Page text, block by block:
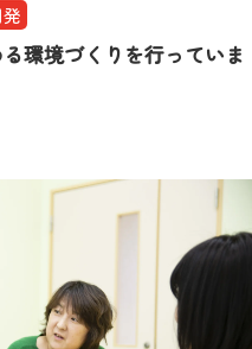
環境づくりを行っていま